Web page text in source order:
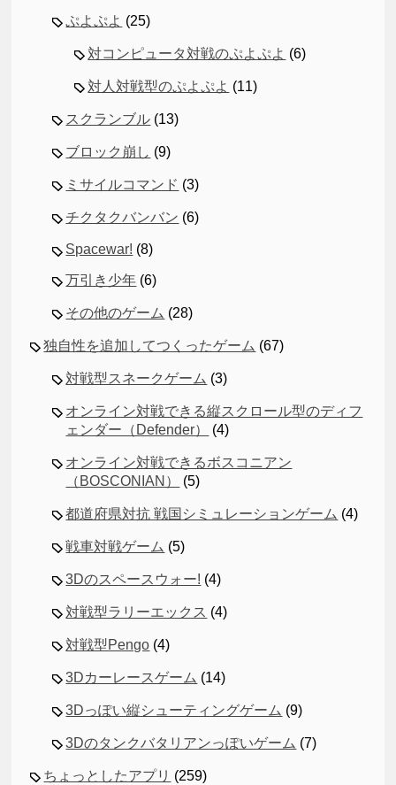
ぷよぷよ (25)
対コンピュータ対戦のぷよぷよ (6)
対人対戦型のぷよぷよ (11)
スクランブル (13)
ブロック崩し (9)
ミサイルコマンド (3)
チクタクバンバン (6)
Spacewar! (8)
万引き少年 (6)
その他のゲーム (28)
独自性を追加してつくったゲーム (67)
対戦型スネークゲーム (3)
オンライン対戦できる縦スクロール型のディフ
ェンダー（Defender）
(4)
オンライン対戦できるボスコニアン
（BOSCONIAN）
(5)
都道府県対抗 戦国シミュレーションゲーム (4)
戦車対戦ゲーム (5)
3Dのスペースウォー! (4)
対戦型ラリーエックス (4)
対戦型Pengo (4)
3Dカーレースゲーム (14)
3Dっぽい縦シューティングゲーム (9)
3Dのタンクバタリアンっぽいゲーム (7)
ちょっとしたアプリ (259)